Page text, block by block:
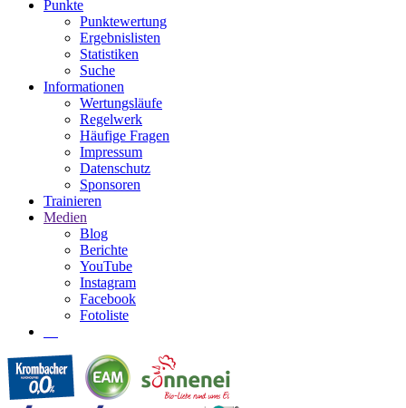
Punkte
Punktewertung
Ergebnislisten
Statistiken
Suche
Informationen
Wertungsläufe
Regelwerk
Häufige Fragen
Impressum
Datenschutz
Sponsoren
Trainieren
Medien
Blog
Berichte
YouTube
Instagram
Facebook
Fotoliste